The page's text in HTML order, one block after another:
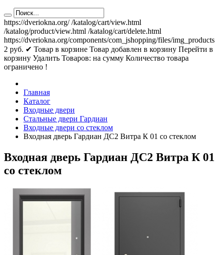
https://dveriokna.org/ /katalog/cart/view.html
/katalog/product/view.html /katalog/cart/delete.html
https://dveriokna.org/components/com_jshopping/files/img_products
2 руб. ✔ Товар в корзине Товар добавлен в корзину Перейти в
корзину Удалить Товаров: на сумму Количество товара
ограничено !
Главная
Каталог
Входные двери
Стальные двери Гардиан
Входные двери со стеклом
Входная дверь Гардиан ДС2 Витра К 01 со стеклом
Входная дверь Гардиан ДС2 Витра К 01
со стеклом